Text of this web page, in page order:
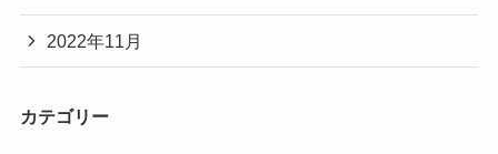
2022年11月
カテゴリー